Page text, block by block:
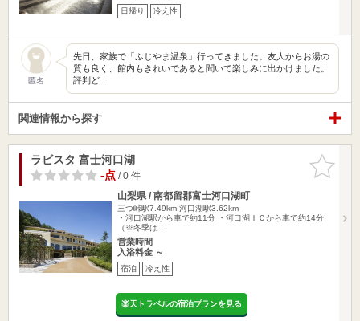
日帰り 冷え性
匿名
先日、家族で「ふじやま温泉」行ってきました。友人からお湯の
質も良く、館内もきれいであると聞いて楽しみに出かけました。
評判ど…
関連情報から探す
お気に入
りに追加
ラビスタ 富士河口湖
-点/ 0 件
山梨県 / 南都留郡富士河口湖町
三つ峠駅7.49km 河口湖駅3.62km
・河口湖駅から車で約11分 ・河口湖ＩＣから車で約14分
（※冬季は…
営業時間
入浴料金 ～
宿泊 冷え性
楽天トラベルの宿泊プランを見る